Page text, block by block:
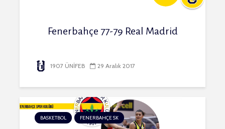
Fenerbahçe 77-79 Real Madrid
1907 ÜNİFEB 29 Aralık 2017
BASKETBOL FENERBAHÇE SK